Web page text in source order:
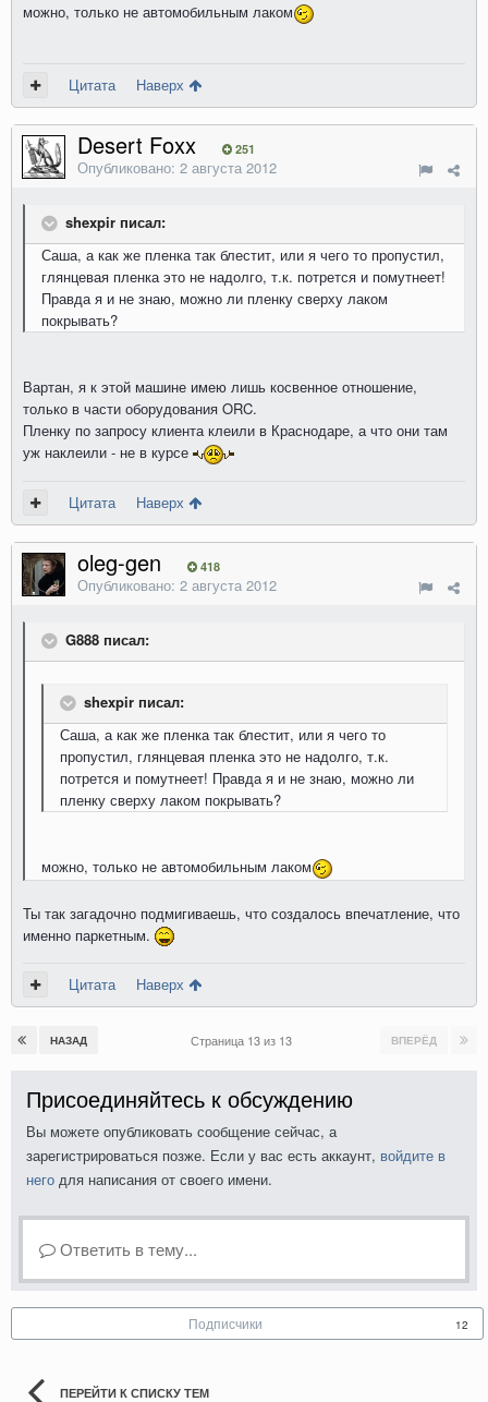
можно, только не автомобильным лаком
Цитата Наверх
Desert Foxx 251
Опубликовано: 2 августа 2012
shexpir писал:
Саша, а как же пленка так блестит, или я чего то пропустил,
глянцевая пленка это не надолго, т.к. потрется и помутнеет!
Правда я и не знаю, можно ли пленку сверху лаком
покрывать?
Вартан, я к этой машине имею лишь косвенное отношение,
только в части оборудования ORC.
Пленку по запросу клиента клеили в Краснодаре, а что они там
уж наклеили - не в курсе
Цитата Наверх
oleg-gen 418
Опубликовано: 2 августа 2012
G888 писал:
shexpir писал:
Саша, а как же пленка так блестит, или я чего то
пропустил, глянцевая пленка это не надолго, т.к.
потрется и помутнеет! Правда я и не знаю, можно ли
пленку сверху лаком покрывать?
можно, только не автомобильным лаком
Ты так загадочно подмигиваешь, что создалось впечатление, что
именно паркетным.
Цитата Наверх
НАЗАД ВПЕРЁД
Страница 13 из 13
Присоединяйтесь к обсуждению
Вы можете опубликовать сообщение сейчас, а
зарегистрироваться позже. Если у вас есть аккаунт, войдите в
него для написания от своего имени.
Ответить в тему...
Подписчики 12
ПЕРЕЙТИ К СПИСКУ ТЕМ